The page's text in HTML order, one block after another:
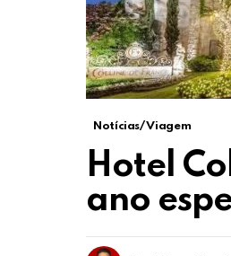
Notícias/ Viagem
Hotel
ano